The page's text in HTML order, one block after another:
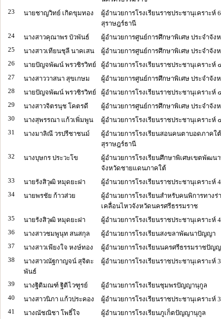
23
นายชาญวิทย์ เกิดขุมทอง
ผู้อำนวยการโรงเรียนราชประชานุเคราะห์
สุราษฎร์ธานี
24
นางสาวคุณาพร บัวพันธ์
ผู้อำนวยการศูนย์การศึกษาพิเศษ ประจำจัง
25
นางสาวเทียนชุลี นาคเสน
ผู้อำนวยการศูนย์การศึกษาพิเศษ ประจำจัง
26
นายปัญจพัฒน์ พรวชิรวิทย์
ผู้อำนวยการโรงเรียนราชประชานุเคราะห์
27
นางสาววาสนา สุขเกษม
ผู้อำนวยการศูนย์การศึกษาพิเศษ ประจำจัง
28
นายปัญจพัฒน์ พรวชิรวิทย์
ผู้อำนวยการโรงเรียนราชประชานุเคราะห์
29
นางสาวจิตรนุช โคตรดี
ผู้อำนวยการศูนย์การศึกษาพิเศษ ประจำจัง
30
นางสุพรรณา แก้วเพิ่มพูน
ผู้อำนวยการโรงเรียนราชประชานุเคราะห์
31
นางมาลิณี วรปรีชาชนม์
ผู้อำนวยการโรงเรียนสอนคนตาบอดภาคใ
สุราษฎร์ธานี
32
นางบุษกร ประวะโข
ผู้อำนวยการโรงเรียนศึกษาพิเศษเขตพัฒน
จังหวัดชายแดนภาคใต้
33
นายรังสิวุฒิ หมุดยะฝา
ผู้อำนวยการโรงเรียนราชประชานุเคราะห์
34
นายพรชัย ก้าวส่วย
ผู้อำนวยการโรงเรียนสำหรับคนพิการทางร่
เคลื่อนไหวจังหวัดนครศรีธรรมราช
35
นายรังสิวุฒิ หมุดยะฝา
ผู้อำนวยการโรงเรียนราชประชานุเคราะห์
36
นางสาวชมพูนุท สนสกุล
ผู้อำนวยการโรงเรียนสงขลาพัฒนาปัญญา
37
นางสาวเพียงใจ หงษ์ทอง
ผู้อำนวยการโรงเรียนนครศรีธรรมราชปัญ
38
นางสาวณัฐกาญจน์ สุจิตะ
พันธ์
ผู้อำนวยการโรงเรียนราชประชานุเคราะห์
39 นางฐิติมณฑ์ ฐิติไวฑูรย์
ผู้อำนวยการโรงเรียนชุมพรปัญญานุกูล
40
นางสาวนิภา แก้วประคอง
ผู้อำนวยการโรงเรียนราชประชานุเคราะห์
41
นางณัชณิชา โพธิ์ใจ
ผู้อำนวยการโรงเรียนภูเก็ตปัญญานุกูล